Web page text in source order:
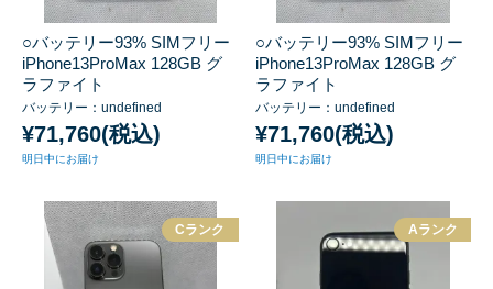
○バッテリー93% SIMフリー
iPhone13ProMax 128GB グ
ラファイト
バッテリー：undefined
¥71,760(税込)
明日中にお届け
○バッテリー93% SIMフリー
iPhone13ProMax 128GB グ
ラファイト
バッテリー：undefined
¥71,760(税込)
明日中にお届け
Cランク Aランク